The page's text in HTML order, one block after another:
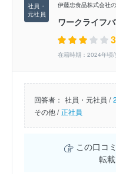
伊藤忠食品株式会社
ワークライフ
在籍時期：2024年頃
回答者： 社員・元社員 /
その他 / 正社員
この口コ
転